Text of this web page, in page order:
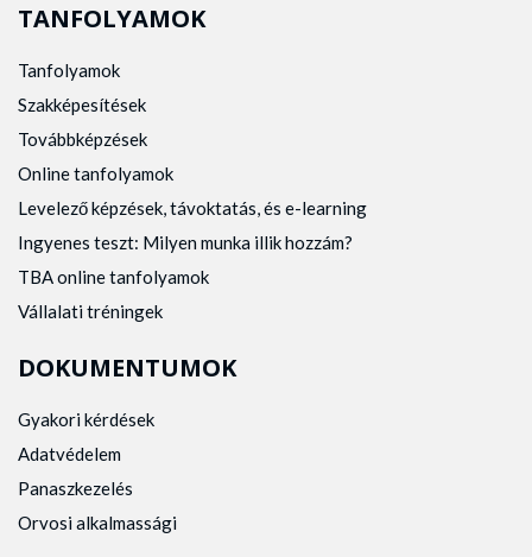
TANFOLYAMOK
Tanfolyamok
Szakképesítések
Továbbképzések
Online tanfolyamok
Levelező képzések, távoktatás, és e-learning
Ingyenes teszt: Milyen munka illik hozzám?
TBA online tanfolyamok
Vállalati tréningek
DOKUMENTUMOK
Gyakori kérdések
Adatvédelem
Panaszkezelés
Orvosi alkalmassági